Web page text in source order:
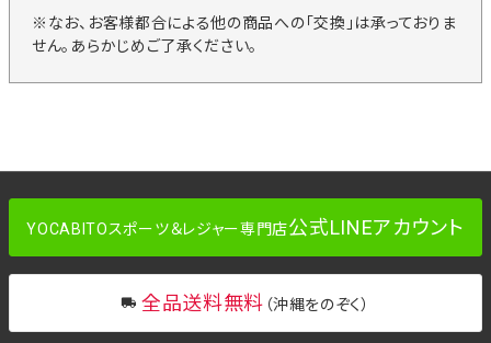
※なお、お客様都合による他の商品への「交換」は承っておりま
せん。あらかじめご了承ください。
YOCABITOスポーツ＆レジャー専門店公式LINEアカウント
全品送料無料 （沖縄をのぞく）